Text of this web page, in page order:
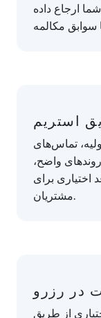
شما ارجاع داده
استریم
تماس‌های
واضح،
اختیاری برای
مشتریان.
در رزرو
از طریق